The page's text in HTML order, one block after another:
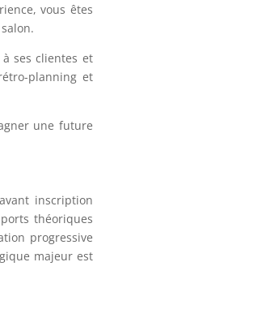
vous êtes
ses clientes et
planning et
une future
inscription
théoriques
progressive
majeur est